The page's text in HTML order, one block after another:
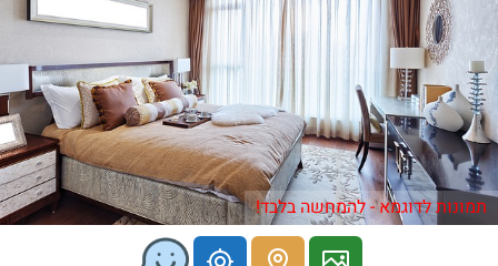
תמונות לדוגמא - להמחשה בלבד!